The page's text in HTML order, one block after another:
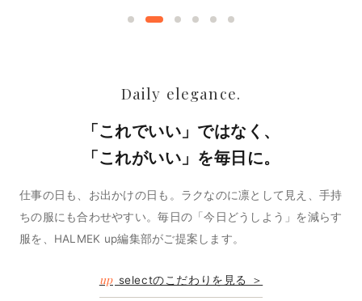
Daily elegance.
「これでいい」ではなく、
「これがいい」を毎日に。
仕事の日も、お出かけの日も。ラクなのに凛として見え、手持
ちの服にも合わせやすい。毎日の「今日どうしよう」を減らす
服を、HALMEK up編集部がご提案します。
up selectのこだわりを見る ＞